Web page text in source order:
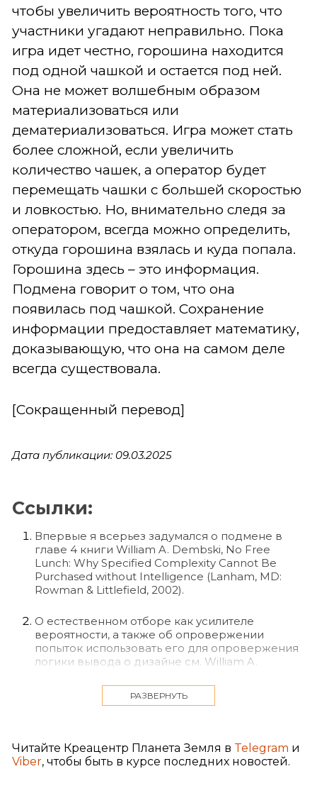
чтобы увеличить вероятность того, что
участники угадают неправильно. Пока
игра идет честно, горошина находится
под одной чашкой и остается под ней.
Она не может волшебным образом
материализоваться или
дематериализоваться. Игра может стать
более сложной, если увеличить
количество чашек, а оператор будет
перемещать чашки с большей скоростью
и ловкостью. Но, внимательно следя за
оператором, всегда можно определить,
откуда горошина взялась и куда попала.
Горошина здесь – это информация.
Подмена говорит о том, что она
появилась под чашкой. Сохранение
информации предоставляет математику,
доказывающую, что она на самом деле
всегда существовала.
[Сокращенный перевод]
Дата публикации: 09.03.2025
Ссылки:
Впервые я всерьез задумался о подмене в
главе 4 книги William A. Dembski, No Free
Lunch: Why Specified Complexity Cannot Be
Purchased without Intelligence (Lanham, MD:
Rowman & Littlefield, 2002).
О естественном отборе как усилителе
вероятности, а также об опровержении
попыток использовать его для опровержения
логики вывода о дизайне см. William A.
Inference: Eliminating Chance Through Small
Probabilities, 2nd ed. (Seattle: Discovery Institute
«Дарвинизм под микроскопом»,
телевизионное интервью Уильяма Дембски и
РАЗВЕРНУТЬ
Читайте Креацентр Планета Земля в Telegram и
Viber, чтобы быть в курсе последних новостей.